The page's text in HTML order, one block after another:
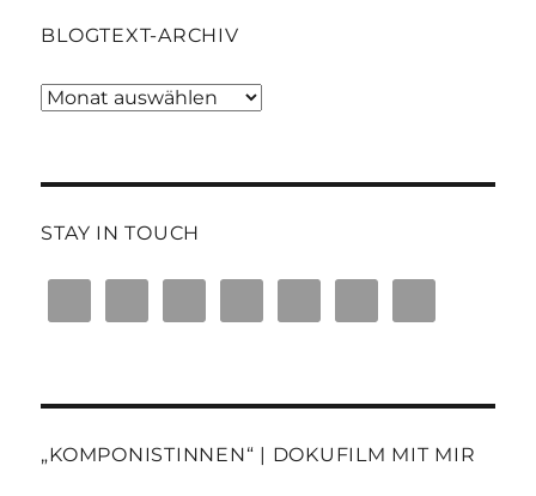
BLOGTEXT-ARCHIV
Blogtext-
STAY IN TOUCH
„KOMPONISTINNEN“ | DOKUFILM MIT MIR